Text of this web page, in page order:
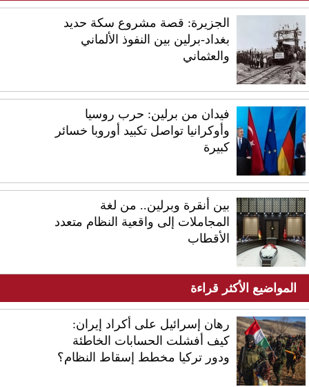
الجزيرة: قصة مشروع سكة حديد
بغداد-برلين بين النفوذ الألماني
والعثماني
فيدان من برلين: حرب روسيا
وأوكرانيا تواصل تكبيد أوروبا خسائر
كبيرة
بين أنقرة وبرلين.. من لغة
المجاملات إلى واقعية النظام متعدد
الأقطاب
المواضيع الأكثر قراءة
رهان إسرائيل على أكراد إيران:
كيف أفشلت الحسابات الخاطئة
ودور تركيا مخطط إسقاط النظام؟